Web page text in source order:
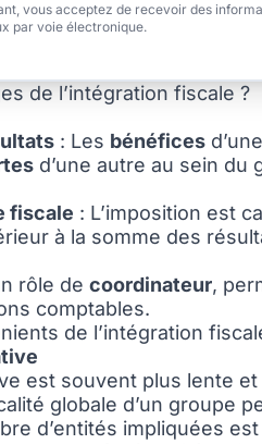
vous acceptez de recevoir des
par voie électronique.
de l’intégration fiscale ?
: Les bénéfices
d’une autre au sein du
fiscale : L’imposition est
à la somme des
rôle de coordinateur,
comptables.
de l’intégration
est souvent plus lente
globale d’un groupe
d’entités impliquées